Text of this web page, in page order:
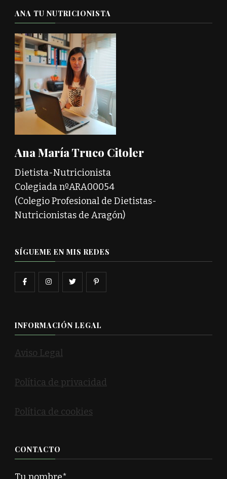
ANA TU NUTRICIONISTA
Ana María Truco Citoler
Dietista-Nutricionista
Colegiada nºARA00054
(Colegio Profesional de Dietistas-
Nutricionistas de Aragón)
SÍGUEME EN MIS REDES
INFORMACIÓN LEGAL
Aviso Legal
Política de privacidad
Política de cookies
CONTACTO
Tu nombre*